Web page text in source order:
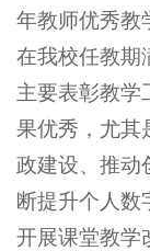
年教师优秀教
在我校任教期
主要表彰教学
果优秀，尤其
政建设、推动
断提升个人数
开展课堂教学